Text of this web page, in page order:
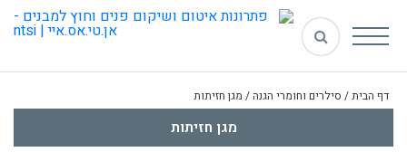
דף הבית/ סילרים וחומרי הגנה/ מגן חזיתות
מגן חזיתות